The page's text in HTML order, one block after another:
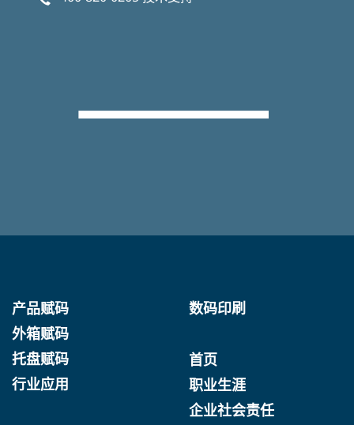
产品赋码
外箱赋码
托盘赋码
行业应用
数码印刷
首页
职业生涯
企业社会责任